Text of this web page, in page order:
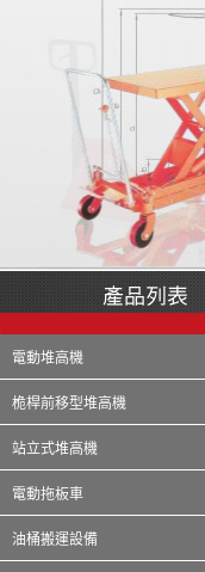
電動堆高機
桅桿前移型堆高機
站立式堆高機
電動拖板車
油桶搬運設備